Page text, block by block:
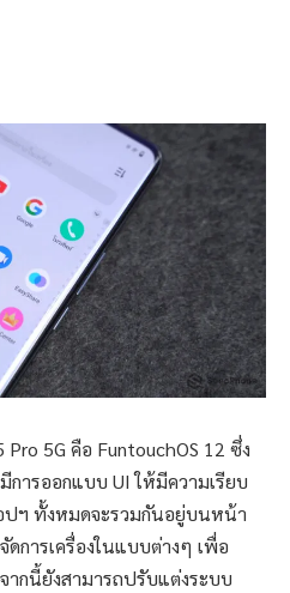
5G คือ FuntouchOS 12 ซึ่ง
ารออกแบบ UI ให้มีความเรียบ
ปฯ ทั้งหมดจะรวมกันอยู่บนหน้า
การเครื่องในแบบต่างๆ เพื่อ
ากนี้ยังสามารถปรับแต่งระบบ